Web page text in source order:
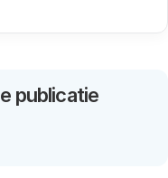
publicatie